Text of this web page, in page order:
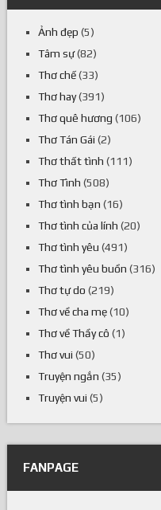
Ảnh đẹp (5)
Tâm sự(82)
Thơ chế(33)
Thơ hay(391)
Thơ quê hương (106)
Thơ Tán Gái (2)
Thơ thất tình (111)
Thơ Tình (508)
Thơ tình bạn (16)
Thơ tình của lính (20)
Thơ tình yêu (491)
Thơ tình yêu buồn (316)
Thơ tự do (219)
Thơ về cha mẹ(10)
Thơ về Thầy cô (1)
Thơ vui (50)
Truyện ngắn (35)
Truyện vui (5)
FANPAGE